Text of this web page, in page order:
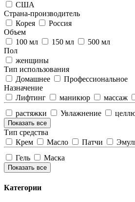
США
Страна-производитель
Корея
Россия
Объем
100 мл
150 мл
500 мл
Пол
женщины
Тип использования
Домашнее
Профессиональное
Назначение
Лифтинг
маникюр массаж
растяжки
Увлажнение
Показать все
Тип средства
Крем
Масло Патчи
Гель
Маска
Показать все
Категории